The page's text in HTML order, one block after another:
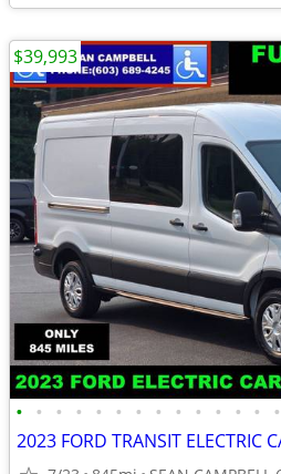
• • • • • • • • • • • • • •
2023 FORD TRANSIT ELECTRIC
$39,993